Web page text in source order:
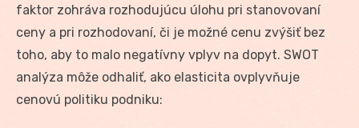
faktor zohráva rozhodujúcu úlohu pri stanovovaní
ceny a pri rozhodovaní, či je možné cenu zvýšiť bez
toho, aby to malo negatívny vplyv na dopyt. SWOT
analýza môže odhaliť, ako elasticita ovplyvňuje
cenovú politiku podniku: